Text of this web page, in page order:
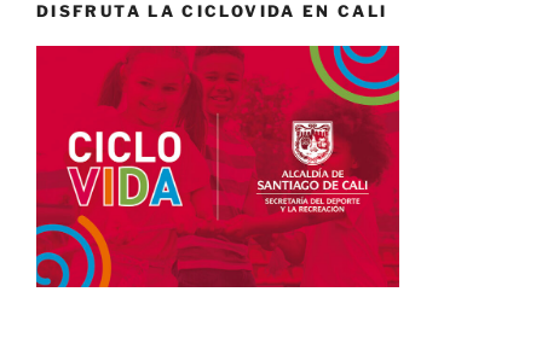
DISFRUTA LA CICLOVIDA EN CALI